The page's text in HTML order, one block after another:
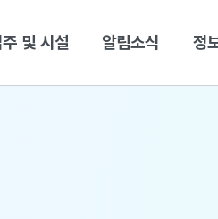
및 시설 알림소식 정